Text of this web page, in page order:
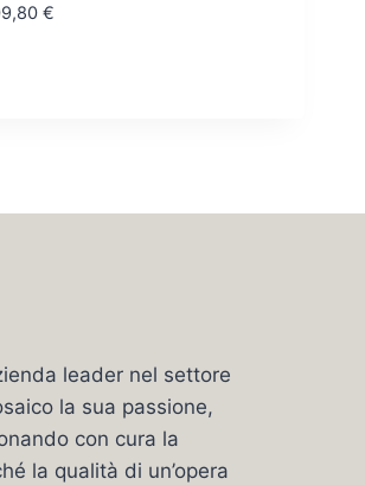
€
leader nel settore
la sua passione,
con cura la
la qualità di un’opera